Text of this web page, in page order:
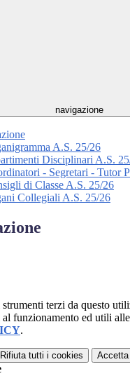
navigazione
A.S. 25/26
Disciplinari A.S.
- Segretari - Tutor
di Classe A.S. 25/26
Collegiali A.S. 25/26
terzi da questo
al funzionamento ed utili
.
Rifiuta tutti i cookies